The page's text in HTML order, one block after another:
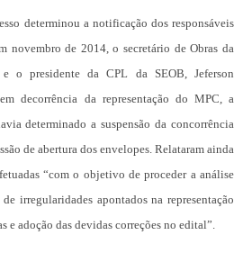
determinou a notificação dos responsáveis
novembro de 2014, o secretário de Obras da
e o presidente da CPL da SEOB, Jeferson
decorrência da representação do MPC, a
determinado a suspensão da concorrência
de abertura dos envelopes. Relataram ainda
“com o objetivo de proceder a análise
irregularidades apontados na representação
adoção das devidas correções no edital”.